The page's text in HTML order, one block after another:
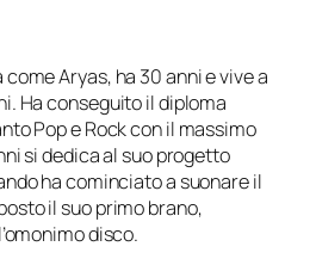
Aryas, ha 30 anni e vive a
Ha conseguito il diploma
Pop e Rock con il massimo
si dedica al suo progetto
ha cominciato a suonare il
il suo primo brano,
disco.